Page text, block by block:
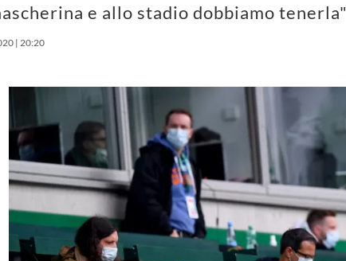
e allo stadio dobbiamo tenerla"
| 20:20